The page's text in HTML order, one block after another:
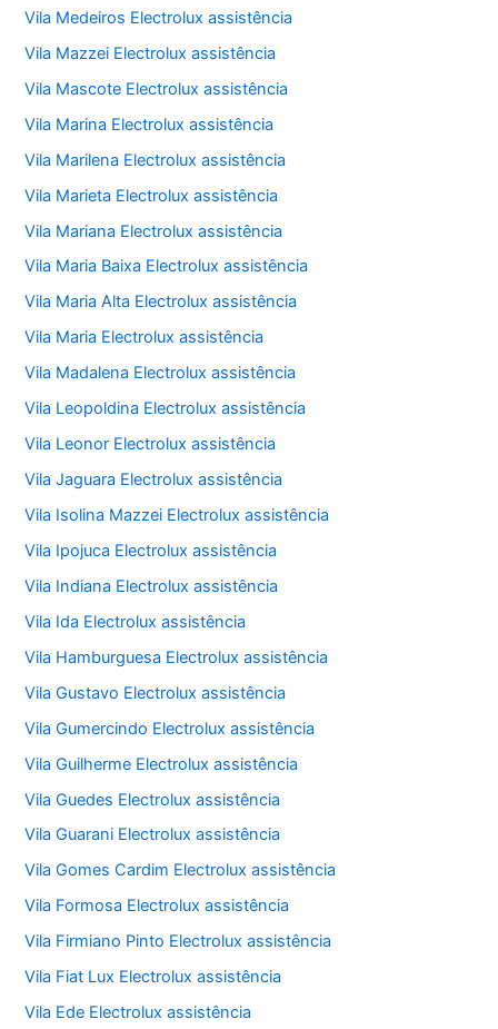
Vila Medeiros Electrolux assistência
Vila Mazzei Electrolux assistência
Vila Mascote Electrolux assistência
Vila Marina Electrolux assistência
Vila Marilena Electrolux assistência
Vila Marieta Electrolux assistência
Vila Mariana Electrolux assistência
Vila Maria Baixa Electrolux assistência
Vila Maria Alta Electrolux assistência
Vila Maria Electrolux assistência
Vila Madalena Electrolux assistência
Vila Leopoldina Electrolux assistência
Vila Leonor Electrolux assistência
Vila Jaguara Electrolux assistência
Vila Isolina Mazzei Electrolux assistência
Vila Ipojuca Electrolux assistência
Vila Indiana Electrolux assistência
Vila Ida Electrolux assistência
Vila Hamburguesa Electrolux assistência
Vila Gustavo Electrolux assistência
Vila Gumercindo Electrolux assistência
Vila Guilherme Electrolux assistência
Vila Guedes Electrolux assistência
Vila Guarani Electrolux assistência
Vila Gomes Cardim Electrolux assistência
Vila Formosa Electrolux assistência
Vila Firmiano Pinto Electrolux assistência
Vila Fiat Lux Electrolux assistência
Vila Ede Electrolux assistência